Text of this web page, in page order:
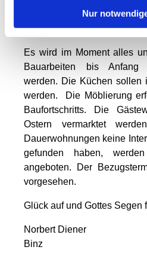
Nur
die Tragschichten
Witterung die
Es wird im Moment alles
Bauarbeiten bis Anfang
werden. Die Küchen sollen
werden. Die Möblierung
Baufortschritts. Die
Ostern vermarktet
Dauerwohnungen keine
gefunden haben,
angeboten. Der
vorgesehen.
Glück auf und Gottes Segen
Norbert Diener
Binz